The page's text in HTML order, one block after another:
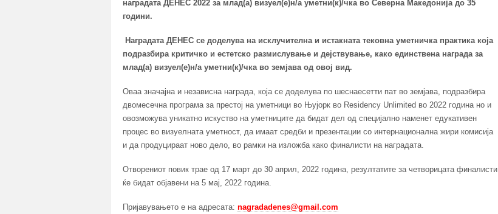
наградата ДЕНЕС 2022 за млад(а) визуел(е)н/а уметни(к)/чка во Северна Македонијадо 35
години.
Наградата ДЕНЕС се доделува на исклучителна и истакната тековна уметничка практика која
подразбира критичко и естетско размислување и дејствување, како единствена награда за
млад(а) визуел(е)н/а уметни(к)/чка во земјава од овој вид.
Оваа значајна и независна награда, која се доделува по шеснаесетти пат во земјава, подразбира
двомесечна програма за престој на уметници во Њујорк во Residency Unlimited во 2022 година но и
овозможува уникатно искуство на уметниците да бидат дел од специјално наменет едукативен
процес во визуелната уметност, да имаат средби и презентации со интернационална жири комисија
и да продуцираат ново дело, во рамки на изложба како финалисти на наградата.
Отворениот повик трае од 17 март до 30 април, 2022 година, резултатите за четворицата финалисти
ќе бидат објавени на 5 мај, 2022 година.
Пријавувањето е на адресата: nagradadenes@gmail.com